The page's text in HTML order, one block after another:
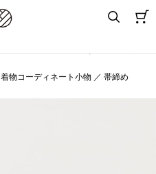
着物コーディネート小物 ／ 帯締め